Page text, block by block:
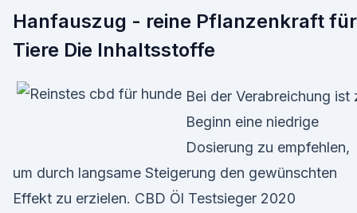
Hanfauszug - reine Pflanzenkraft für
Tiere Die Inhaltsstoffe
Bei der Verabreichung ist
Beginn eine niedrige
Dosierung zu empfehlen,
um durch langsame Steigerung den gewünschten
Effekt zu erzielen. CBD Öl Testsieger 2020